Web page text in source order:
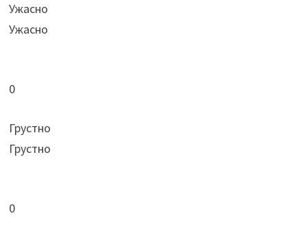
Ужасно
Ужасно
0
Грустно
Грустно
0